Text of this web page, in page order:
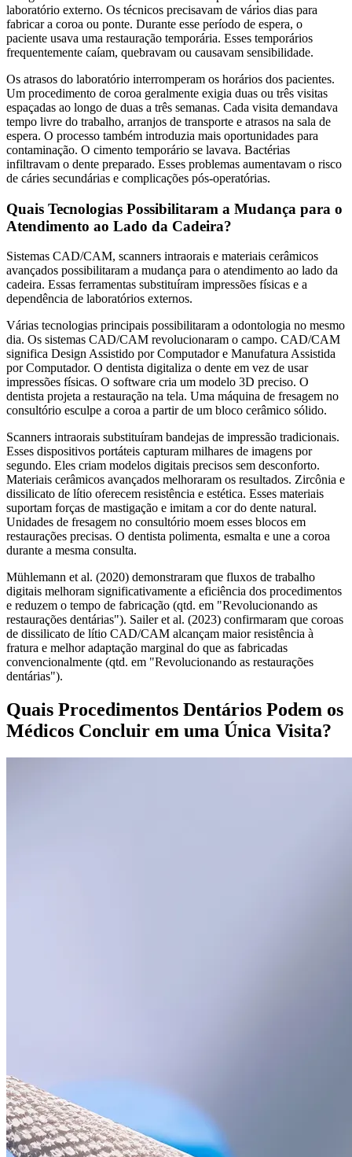
laboratório externo. Os técnicos precisavam de vários dias para
fabricar a coroa ou ponte. Durante esse período de espera, o
paciente usava uma restauração temporária. Esses temporários
frequentemente caíam, quebravam ou causavam sensibilidade.
Os atrasos do laboratório interromperam os horários dos pacientes.
Um procedimento de coroa geralmente exigia duas ou três visitas
espaçadas ao longo de duas a três semanas. Cada visita demandava
tempo livre do trabalho, arranjos de transporte e atrasos na sala de
espera. O processo também introduzia mais oportunidades para
contaminação. O cimento temporário se lavava. Bactérias
infiltravam o dente preparado. Esses problemas aumentavam o risco
de cáries secundárias e complicações pós-operatórias.
Quais Tecnologias Possibilitaram a Mudança para o
Atendimento ao Lado da Cadeira?
Sistemas CAD/CAM, scanners intraorais e materiais cerâmicos
avançados possibilitaram a mudança para o atendimento ao lado da
cadeira. Essas ferramentas substituíram impressões físicas e a
dependência de laboratórios externos.
Várias tecnologias principais possibilitaram a odontologia no mesmo
dia. Os sistemas CAD/CAM revolucionaram o campo. CAD/CAM
significa Design Assistido por Computador e Manufatura Assistida
por Computador. O dentista digitaliza o dente em vez de usar
impressões físicas. O software cria um modelo 3D preciso. O
dentista projeta a restauração na tela. Uma máquina de fresagem no
consultório esculpe a coroa a partir de um bloco cerâmico sólido.
Scanners intraorais substituíram bandejas de impressão tradicionais.
Esses dispositivos portáteis capturam milhares de imagens por
segundo. Eles criam modelos digitais precisos sem desconforto.
Materiais cerâmicos avançados melhoraram os resultados. Zircônia e
dissilicato de lítio oferecem resistência e estética. Esses materiais
suportam forças de mastigação e imitam a cor do dente natural.
Unidades de fresagem no consultório moem esses blocos em
restaurações precisas. O dentista polimenta, esmalta e une a coroa
durante a mesma consulta.
Mühlemann et al. (2020) demonstraram que fluxos de trabalho
digitais melhoram significativamente a eficiência dos procedimentos
e reduzem o tempo de fabricação (qtd. em "Revolucionando as
restaurações dentárias"). Sailer et al. (2023) confirmaram que coroas
de dissilicato de lítio CAD/CAM alcançam maior resistência à
fratura e melhor adaptação marginal do que as fabricadas
convencionalmente (qtd. em "Revolucionando as restaurações
dentárias").
Quais Procedimentos Dentários Podem os
Médicos Concluir em uma Única Visita?